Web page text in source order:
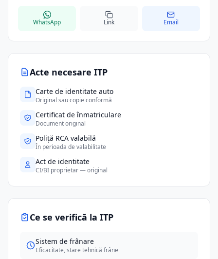
Acte necesare ITP
Carte de identitate auto
Original sau copie conformă
Certificat de înmatriculare
Document original
Poliță RCA valabilă
În perioada de valabilitate
Act de identitate
CI/BI proprietar — original
Ce se verifică la ITP
Sistem de frânare
Eficacitate, stare tehnică frâne
WhatsApp Link Email